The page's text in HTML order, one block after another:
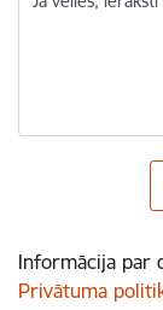
Informācija par
Privātuma